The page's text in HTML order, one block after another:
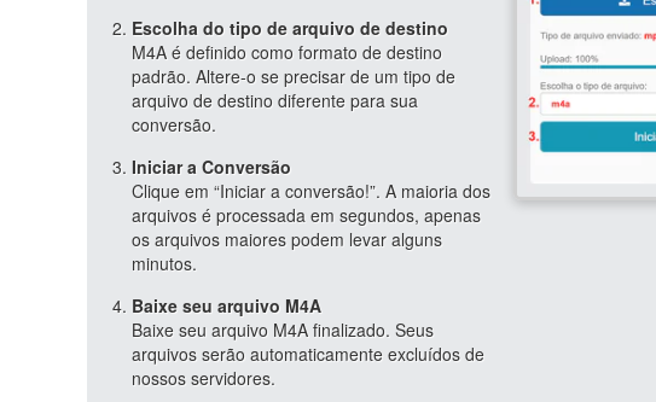
Escolha do tipo de arquivo de destino
M4A é definido como formato de destino
padrão. Altere-o se precisar de um tipo de
arquivo de destino diferente para sua
conversão.
Iniciar a Conversão
Clique em “Iniciar a conversão!”. A maioria dos
arquivos é processada em segundos, apenas
os arquivos maiores podem levar alguns
minutos.
Baixe seu arquivo M4A
Baixe seu arquivo M4A finalizado. Seus
arquivos serão automaticamente excluídos de
nossos servidores.